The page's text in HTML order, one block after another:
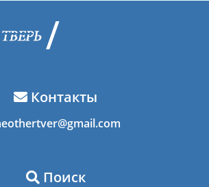
Контакты
Поиск